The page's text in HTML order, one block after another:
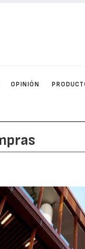
OPINIÓN